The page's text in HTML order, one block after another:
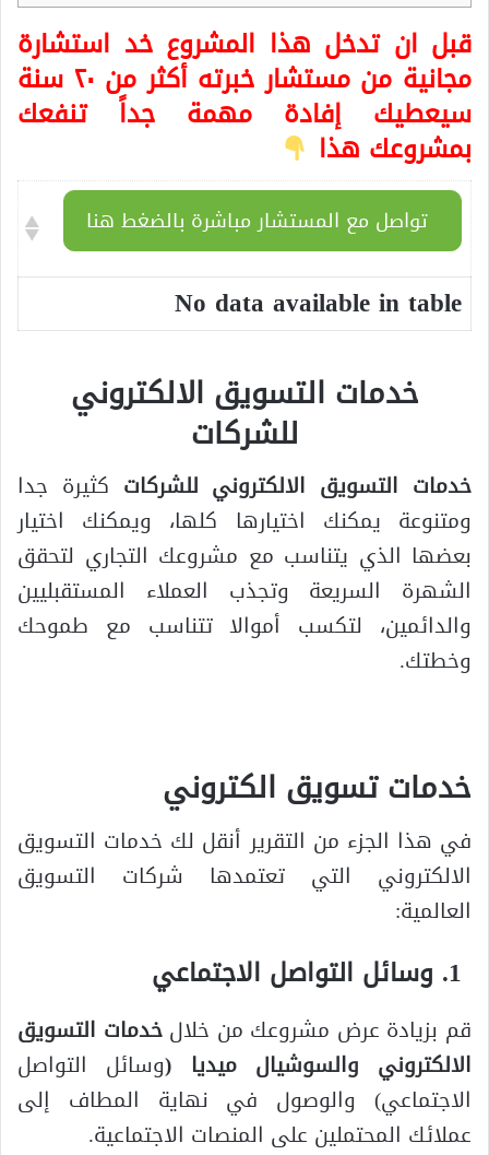
قبل ان تدخل هذا المشروع خد استشارة
مجانية من مستشار خبرته أكثر من ٢٠ سنة
سيعطيك إفادة مهمة جداً تنفعك
بمشروعك هذا
تواصل مع المستشار مباشرة بالضغط هنا
No data available in table
خدمات التسويق الالكتروني
للشركات
خدمات التسويق الالكتروني للشركات كثيرة جدا
ومتنوعة يمكنك اختيارها كلها، ويمكنك اختيار
بعضها الذي يتناسب مع مشروعك التجاري لتحقق
الشهرة السريعة وتجذب العملاء المستقبليين
والدائمين، لتكسب أموالا تتناسب مع طموحك
وخطتك.
خدمات تسويق الكتروني
في هذا الجزء من التقرير أنقل لك خدمات التسويق
الالكتروني التي تعتمدها شركات التسويق
العالمية:
وسائل التواصل الاجتماعي
قم بزيادة عرض مشروعك من خلالخدمات التسويق
الالكتروني والسوشيال ميديا (وسائل التواصل
الاجتماعي) والوصول في نهاية المطاف إلى
عملائك المحتملين على المنصات الاجتماعية.